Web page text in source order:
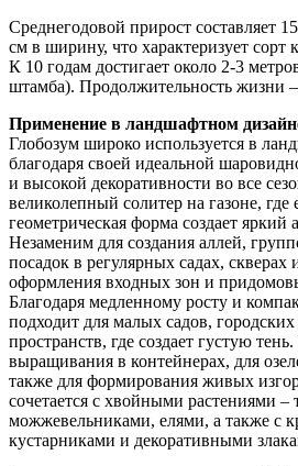
Среднегодовой прирост составляет
см в ширину, что характеризует сорт
К 10 годам достигает около 2-3
штамба). Продолжительность жизни
Применение в ландшафтном
Глобозум широко используется в
благодаря своей идеальной
и высокой декоративности во все
великолепный солитер на газоне, где
геометрическая форма создает яркий
Незаменим для создания аллей,
посадок в регулярных садах, скверах
оформления входных зон и
Благодаря медленному росту и
подходит для малых садов,
пространств, где создает густую
выращивания в контейнерах, для
также для формирования живых
сочетается с хвойными растениями –
можжевельниками, елями, а также с
кустарниками и декоративными